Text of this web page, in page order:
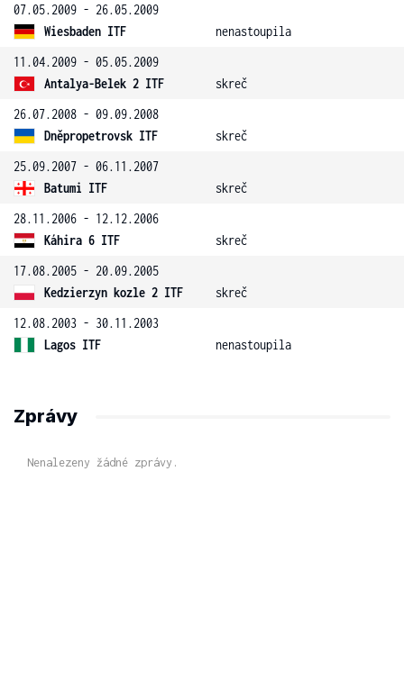
07.05.2009 - 26.05.2009
Wiesbaden ITF
nenastoupila
11.04.2009 - 05.05.2009
Antalya-Belek 2 ITF
skreč
26.07.2008 - 09.09.2008
Dněpropetrovsk ITF
skreč
25.09.2007 - 06.11.2007
Batumi ITF
skreč
28.11.2006 - 12.12.2006
Káhira 6 ITF
skreč
17.08.2005 - 20.09.2005
Kedzierzyn kozle 2 ITF
skreč
12.08.2003 - 30.11.2003
Lagos ITF
nenastoupila
Zprávy
Nenalezeny žádné zprávy.